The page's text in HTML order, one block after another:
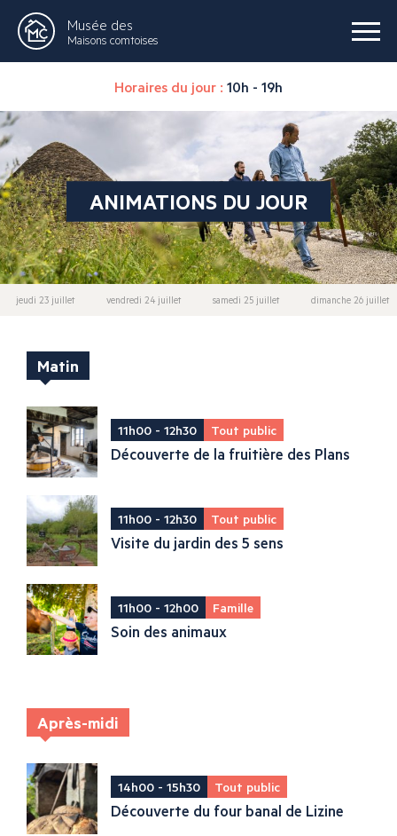
Musée des
Maisons comtoises
Horaires du jour : 10h - 19h
ANIMATIONS DU JOUR
jeudi 23 juillet vendredi 24 juillet samedi 25 juillet dimanche 26 juillet
Matin
11h00 - 12h30 Tout public
Découverte de la fruitière des Plans
11h00 - 12h30 Tout public
Visite du jardin des 5 sens
11h00 - 12h00 Famille
Soin des animaux
Après-midi
14h00 - 15h30 Tout public
Découverte du four banal de Lizine